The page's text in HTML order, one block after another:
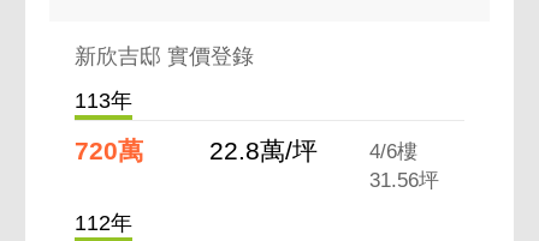
新欣吉邸 實價登錄
113年
720萬 22.8萬/坪
4/6樓
31.56坪
112年